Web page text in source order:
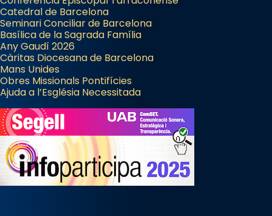
Catedral de Barcelona
Seminari Conciliar de Barcelona
Basílica de la Sagrada Família
Any Gaudí 2026
Càritas Diocesana de Barcelona
Mans Unides
Obres Missionals Pontifícies
Ajuda a l’Església Necessitada